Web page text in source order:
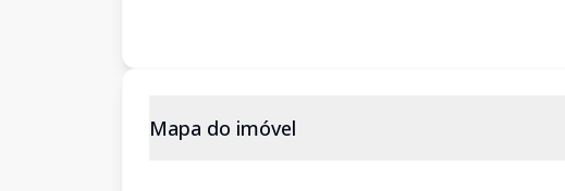
Mapa do imóvel